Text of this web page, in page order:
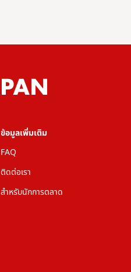
ข้อมูลเพิ่มเติม
FAQ
ติดต่อเรา
สำหรับนักการตลาด